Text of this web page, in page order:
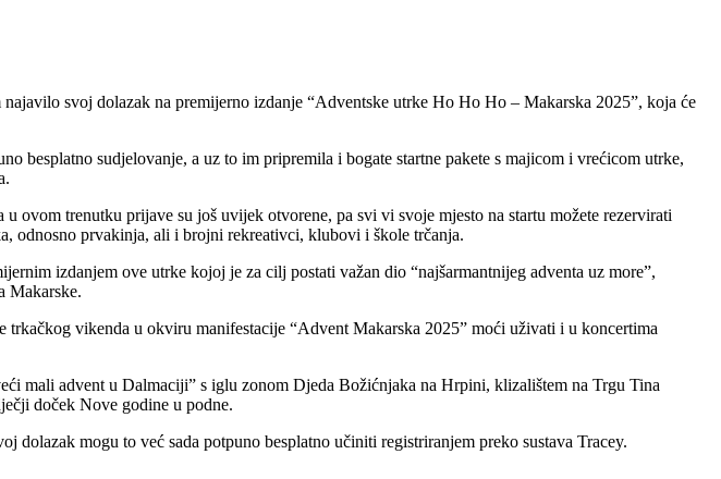
svoj dolazak na premijerno izdanje “Adventske utrke Ho Ho Ho – Makarska 2025”, koja će
besplatno sudjelovanje, a uz to im pripremila i bogate startne pakete s majicom i vrećicom utrke,
ovom trenutku prijave su još uvijek otvorene, pa svi vi svoje mjesto na startu možete rezervirati
odnosno prvakinja, ali i brojni rekreativci, klubovi i škole trčanja.
izdanjem ove utrke kojoj je za cilj postati važan dio “najšarmantnijeg adventa uz more”,
Makarske.
vikenda u okviru manifestacije “Advent Makarska 2025” moći uživati i u koncertima
mali advent u Dalmaciji” s iglu zonom Djeda Božićnjaka na Hrpini, klizalištem na Trgu Tina
doček Nove godine u podne.
mogu to već sada potpuno besplatno učiniti registriranjem preko sustava Tracey.